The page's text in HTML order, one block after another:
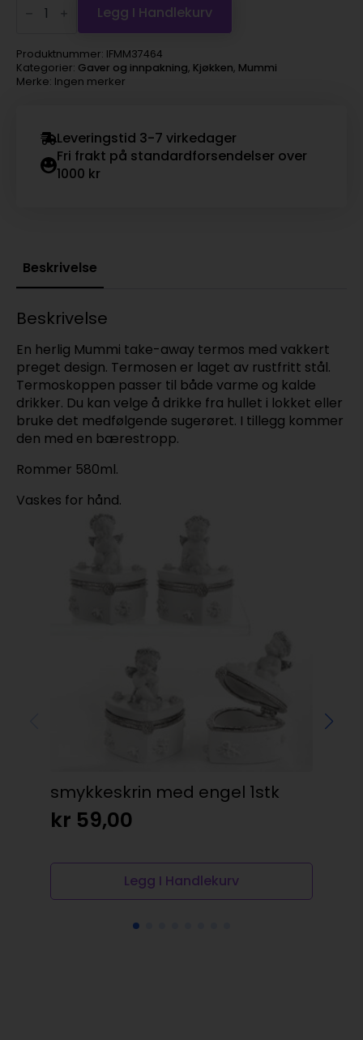
Take-
Away
Termokopp
580ml
-
Lille
My
Legg I Handlekurv
Produktnummer: IFMM37464
Kategorier: Gaver og innpakning, Kjøkken, Mummi
Merke: Ingen merker
Leveringstid 3-7 virkedager
Fri frakt på standardforsendelser over
1000 kr
Beskrivelse
Beskrivelse
En herlig Mummi take-away termos med vakkert
preget design. Termosen er laget av rustfritt stål.
Termoskoppen passer til både varme og kalde
drikker. Du kan velge å drikke fra hullet i lokket eller
bruke det medfølgende sugerøret. I tillegg kommer
den med en bærestropp.
Rommer 580ml.
Vaskes for hånd.
smykkeskrin med engel 1stk
kr 59,00
Legg I Handlekurv